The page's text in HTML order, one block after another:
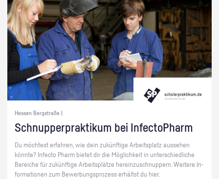
Hessen Bergstraße |
Schnup­per­prak­ti­kum bei In­fec­to­Pharm
Du möch­test er­fah­ren, wie dein zu­künf­ti­ge Ar­beits­platz aus­se­hen
könn­te? In­fec­to Pharm bie­tet dir die Mög­lich­keit in un­ter­schied­li­che
Be­rei­che für zu­künf­ti­ge Ar­beits­plät­ze her­ein­zu­schnup­pern. Wei­te­re In­
for­ma­tio­nen zum Be­wer­bungs­pro­zess er­hältst du hier.